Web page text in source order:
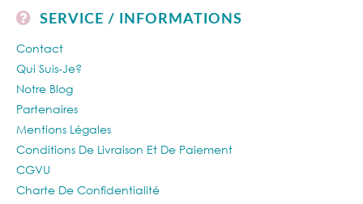
SERVICE / INFORMATIONS
Contact
Qui Suis-Je?
Notre Blog
Partenaires
Mentions Légales
Conditions De Livraison Et De Paiement
CGVU
Charte De Confidentialité